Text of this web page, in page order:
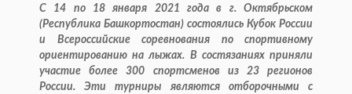
С 14 по 18 января 2021 года в г. Октябрьском
(Республика Башкортостан) состоялись Кубок России
и Всероссийские соревнования по спортивному
ориентированию на лыжах. В состязаниях приняли
участие более 300 спортсменов из 23 регионов
России. Эти турниры являются отборочными с